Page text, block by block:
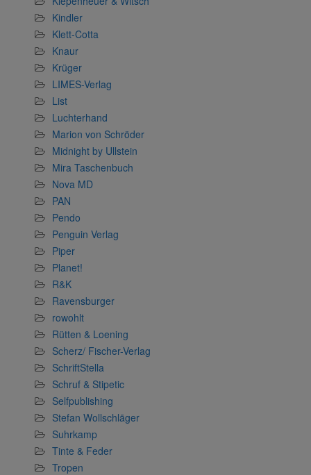
Kindler
Klett-Cotta
Knaur
Krüger
LIMES-Verlag
List
Luchterhand
Marion von Schröder
Midnight by Ullstein
Mira Taschenbuch
Nova MD
PAN
Pendo
Penguin Verlag
Piper
Planet!
R&K
Ravensburger
rowohlt
Rütten & Loening
Scherz/ Fischer-Verlag
SchriftStella
Schruf & Stipetic
Selfpublishing
Stefan Wollschläger
Suhrkamp
Tinte & Feder
Tropen